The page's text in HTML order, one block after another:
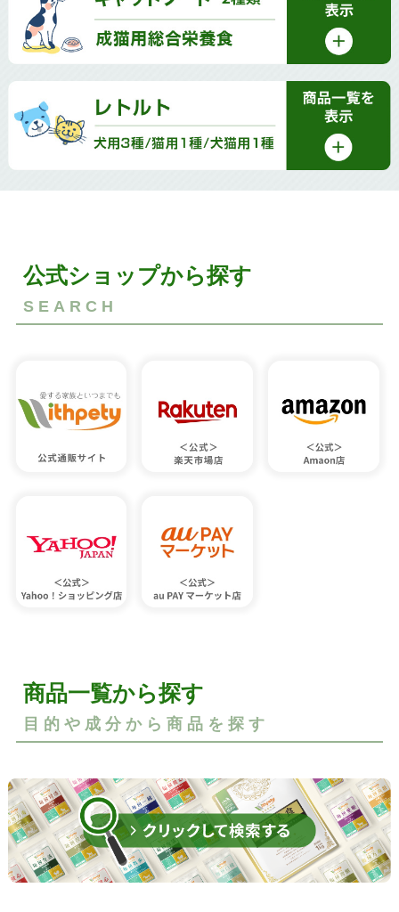
公式ショップから探す
SEARCH
商品一覧から探す
目的や成分から商品を探す